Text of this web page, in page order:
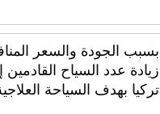
بسبب الجودة والسعر
زيادة عدد السياح القادمين
تركيا بهدف السياحة